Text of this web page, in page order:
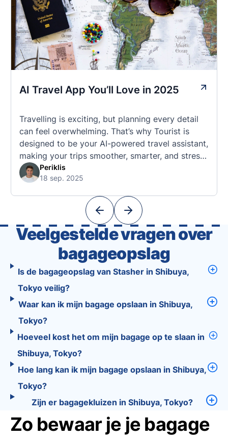
AI Travel App You’ll Love in 2025
Travelling is exciting, but planning every detail
can feel overwhelming. That’s why Tourist is
designed to be your AI-powered travel assistant,
making your trips smoother, smarter, and stress-
free. 🧭 What Makes the Tourist App Unique?
Unlike standard travel apps, Tourist combines
With Tourist, your trip planning becomes as
Periklis
18 sep. 2025
Veelgestelde vragen over
bagageopslag
Is de bagageopslag van Stasher in Shibuya,
Tokyo veilig?
Waar kan ik mijn bagage opslaan in Shibuya,
Tokyo?
Hoeveel kost het om mijn bagage op te slaan in
Shibuya, Tokyo?
Hoe lang kan ik mijn bagage opslaan in Shibuya,
Tokyo?
Zijn er bagagekluizen in Shibuya, Tokyo?
Zo bewaar je je bagage